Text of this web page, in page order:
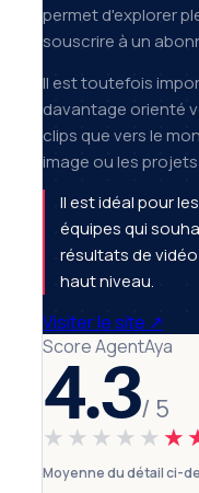
permet d'explorer
souscrire à un
Il est toutefois
davantage orienté
clips que vers le
image ou les
Il est idéal pour
équipes qui
résultats de
haut niveau.
Visiter le site ↗
Score AgentAya
4.3/ 5
★★★★★
Moyenne du détail ci-